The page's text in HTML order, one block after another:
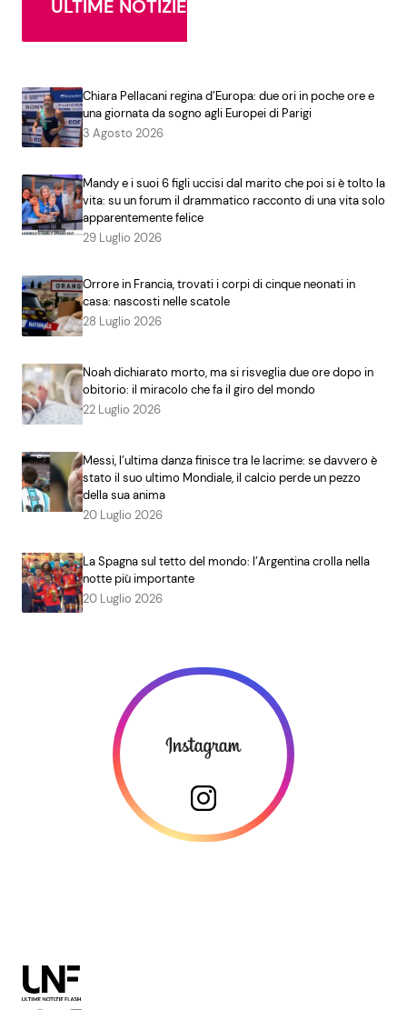
ULTIME NOTIZIE
Chiara Pellacani regina d’Europa: due ori in poche ore e
una giornata da sogno agli Europei di Parigi
3 Agosto 2026
Mandy e i suoi 6 figli uccisi dal marito che poi si è tolto la
vita: su un forum il drammatico racconto di una vita solo
apparentemente felice
29 Luglio 2026
Orrore in Francia, trovati i corpi di cinque neonati in
casa: nascosti nelle scatole
28 Luglio 2026
Noah dichiarato morto, ma si risveglia due ore dopo in
obitorio: il miracolo che fa il giro del mondo
22 Luglio 2026
Messi, l’ultima danza finisce tra le lacrime: se davvero è
stato il suo ultimo Mondiale, il calcio perde un pezzo
della sua anima
20 Luglio 2026
La Spagna sul tetto del mondo: l’Argentina crolla nella
notte più importante
20 Luglio 2026